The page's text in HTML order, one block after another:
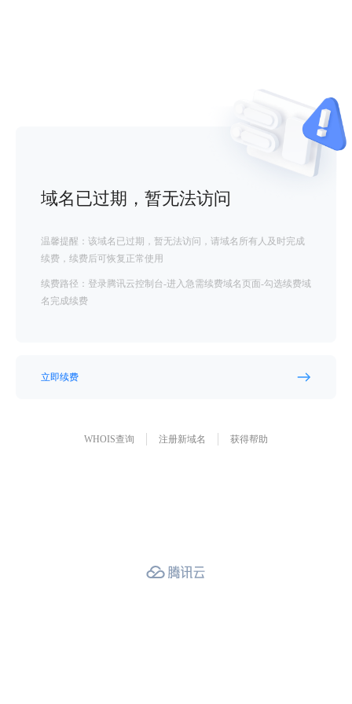
域名已过期，暂无法访问
温馨提醒：该域名已过期，暂无法访问，请域名所有人及时完成
续费，续费后可恢复正常使用
续费路径：登录腾讯云控制台-进入急需续费域名页面-勾选续费域
名完成续费
立即续费
WHOIS查询 注册新域名 获得帮助